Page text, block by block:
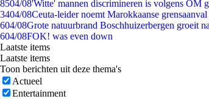
8504/08'Witte' mannen discrimineren is volgens OM
3404/08Ceuta-leider noemt Marokkaanse
604/08Grote natuurbrand Boschhuizerbergen groeit
604/08FOK! was even down
Laatste items
Laatste items
Toon berichten uit deze thema's
Actueel
Entertainment